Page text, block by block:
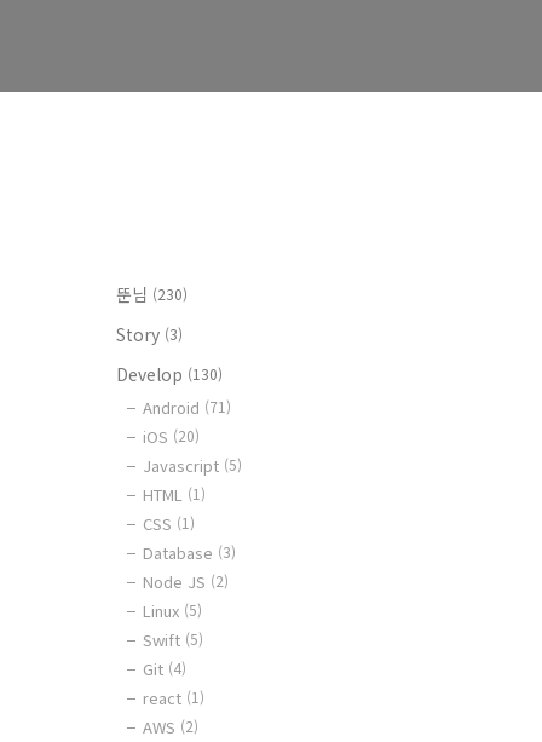
뚠님 (230)
Story (3)
Develop (130)
Android (71)
iOS (20)
Javascript (5)
HTML (1)
CSS (1)
Database (3)
Node JS (2)
Linux (5)
Swift (5)
Git (4)
react (1)
AWS (2)